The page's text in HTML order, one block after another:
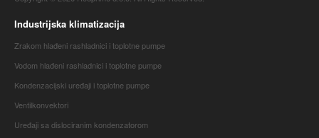
Industrijska klimatizacija
Zrakom hlađeni rashladnici i toplotne pumpe
Vodom hlađeni rashladnici i toplotne pumpe
Kondenzacijski uređaji i toplotne pumpe
Ventilkonvektori
Uređaji sa dislociranim kondenzatorom